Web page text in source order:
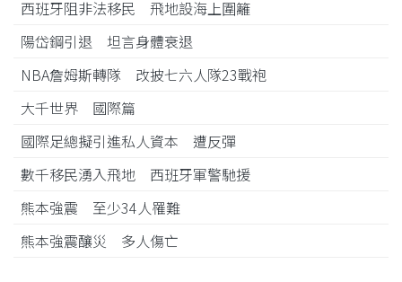
西班牙阻非法移民 飛地設海上圍籬
陽岱鋼引退 坦言身體衰退
NBA詹姆斯轉隊 改披七六人隊23戰袍
大千世界 國際篇
國際足總擬引進私人資本 遭反彈
數千移民湧入飛地 西班牙軍警馳援
熊本強震 至少34人罹難
熊本強震釀災 多人傷亡